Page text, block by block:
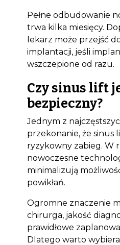
Pełne odbudowanie
trwa kilka miesięcy.
lekarz może przejść
implantacji, jeśli
wszczepione od razu.
Czy sinus lift
bezpieczny?
Jednym z
przekonanie, że sinus
ryzykowny zabieg. W
nowoczesne
minimalizują
powikłań.
Ogromne znaczenie
chirurga, jakość
prawidłowe
Dlatego warto